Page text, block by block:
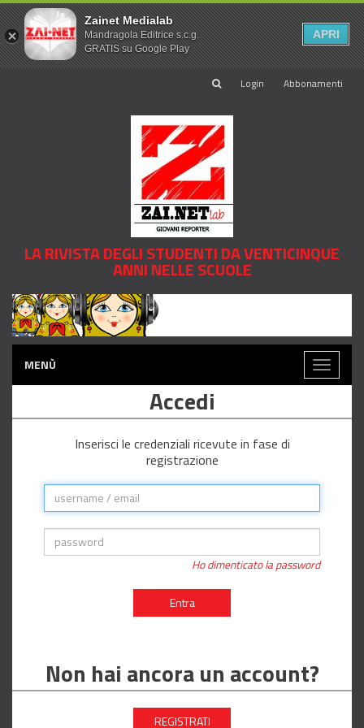
Login Abbonamenti
LA RIVISTA DEGLI STUDENTI DA VENTICINQUE
ANNI NELLE SCUOLE
MENÙ
Toggle
Accedi
Inserisci le credenziali ricevute in fase di
registrazione
Ho dimenticato la password
Entra
Non hai ancora un account?
REGISTRATI
Zainet Medialab
Mandragola Editrice s.c.g.
GRATIS su Google Play
APRI